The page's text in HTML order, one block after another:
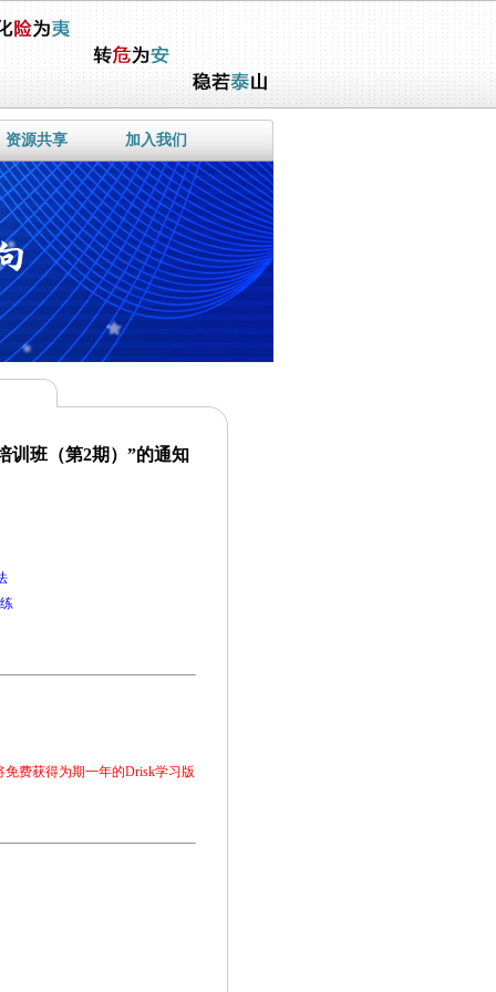
资源共享 加入我们
训班（第2期）”的通知
费获得为期一年的Drisk学习版